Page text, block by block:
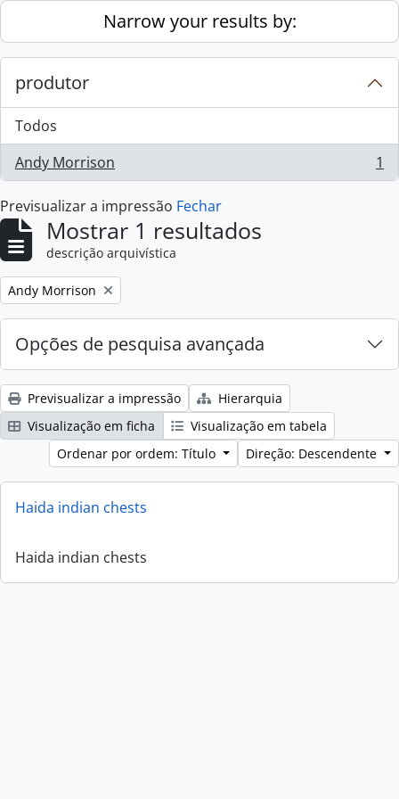
Skip to main contentNarrow your results by:
produtor
Todos
Andy Morrison
, 1 resultados 1
Previsualizar a impressão Fechar
Mostrar 1 resultados
descrição arquivística
Remove filter:
Andy Morrison
Opções de pesquisa avançada
Previsualizar a impressão
Hierarquia
Visualização em ficha
Visualização em tabela
Ordenar por ordem: Título
Direção: Descendente
Haida indian chests
Haida indian chests